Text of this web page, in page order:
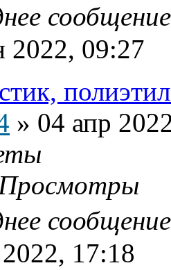
2022, 09:27
» 04 апр
17:18